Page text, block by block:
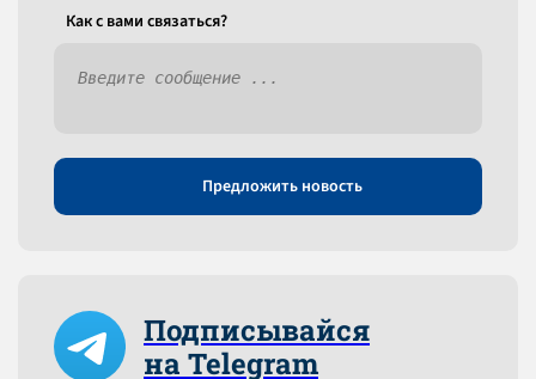
Как c вами связаться?
Предложить новость
Подписывайся
на Telegram